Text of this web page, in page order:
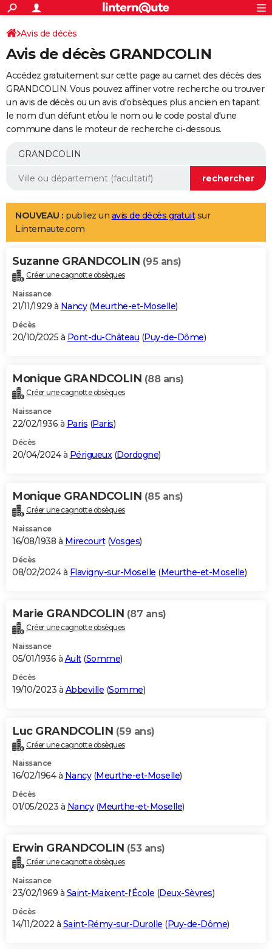
ACTUALITÉS
Politique
Société
Faits Divers
Education
Monde
Villes
+
SPORT
Coupe du monde 2026
Football
Tennis
Cyclisme
Rugby
Forum
Programme TV
TNT
Streaming
Cinéma
Sorties cinéma
Musique
+
FINANCE
Impôts
Immobilier
Risques naturels par ville
Banque
Assurance
Crédit
AUTO
Essais
Réserver un essai
Citadines
Berlines
SUV
Forum auto
+
Mobiles
Meilleur smartphone
Internet
Ordinateurs
Jeux vidéo
Guide high-tech
Aménagement intérieur
LIFESTYLE
Art de vivre
Bien-être
Loisirs
Mode
Modes de vie
Alimentation
Guide de la santé
Maladies
Médicaments
Sommeil
VOYAGE
Destinations
City break
Voyage nature
Voyage de noces
Forum
Climat
+PHOTO
GUIDES D'ACHAT
BONS PLANS
Carte de Noël
Carte Bonne année
Carte Saint-Valentin
Carte Pâques
Carte d'anniversaire
DICTIONNAIRE
Dictionnaire
Biographies
Citations
Expressions
Proverbes
PROGRAMME TV
S'inscrire
Se connecter
Lycées
Collèges
Primaires
Universités
Entreprises
Service militaire
Avis de recherche
AVIS DE DÉCÈS
Bricolage
Lifestyle
Culture
Sport
Auto
Television
Voyage
Cinema
Avis de décès
Avis de décès GRANDCOLIN
Accédez gratuitement sur cette page au carnet des décès des
GRANDCOLIN. Vous pouvez affiner votre recherche ou trouver
un avis de décès ou un avis d'obsèques plus ancien en tapant
le nom d'un défunt et/ou le nom ou le code postal d'une
commune dans le moteur de recherche ci-dessous.
NOUVEAU : publiez un avis de décès gratuitsur
Linternaute.com
Suzanne GRANDCOLIN (95 ans)
Créer une cagnotte obsèques
Naissance
21/11/1929 à Nancy(Meurthe-et-Moselle)
Décès
20/10/2025 à Pont-du-Château (Puy-de-Dôme)
Monique GRANDCOLIN (88 ans)
Créer une cagnotte obsèques
Naissance
22/02/1936 à Paris (Paris)
Décès
20/04/2024 à Périgueux(Dordogne)
Monique GRANDCOLIN (85 ans)
Créer une cagnotte obsèques
Naissance
16/08/1938 à Mirecourt(Vosges)
Décès
08/02/2024 à Flavigny-sur-Moselle (Meurthe-et-Moselle)
Marie GRANDCOLIN (87 ans)
Créer une cagnotte obsèques
Naissance
05/01/1936 à Ault(Somme)
Décès
19/10/2023 à Abbeville (Somme)
Luc GRANDCOLIN (59 ans)
Créer une cagnotte obsèques
Naissance
16/02/1964 à Nancy(Meurthe-et-Moselle)
Décès
01/05/2023 à Nancy(Meurthe-et-Moselle)
Erwin GRANDCOLIN (53 ans)
Créer une cagnotte obsèques
Naissance
23/02/1969 à Saint-Maixent-l'École (Deux-Sèvres)
Décès
14/11/2022 à Saint-Rémy-sur-Durolle (Puy-de-Dôme)